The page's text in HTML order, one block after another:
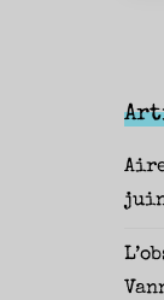
juin